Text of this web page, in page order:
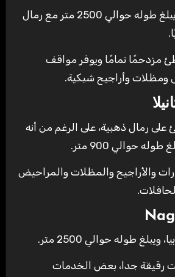
هو شاطئ حضري يبلغ طوله حوالي 2500 متر مع رمال
مزدحمًا تمامًا ويوفر مواقف
ومظلات وأراجيح شبكية.
رمال ذهبية، على الرغم من أنه
حوالي 900 متر.
والأراجيح والمظلات والمراحيض
طوله حوالي 2500 متر.
رقيقة جدا، بعض الخدمات